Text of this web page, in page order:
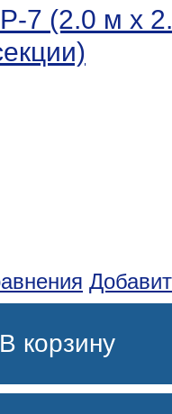
7 (2.0 м х
В корзину